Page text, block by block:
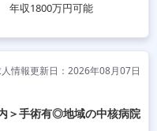
年収1800万円可能
情報更新日：2026年08月07日
＞手術有◎地域の中核病院